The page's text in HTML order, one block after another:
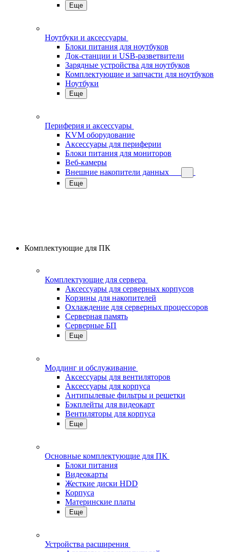
Еще
Ноутбуки и аксессуары
Блоки питания для ноутбуков
Док-станции и USB-разветвители
Зарядные устройства для ноутбуков
Комплектующие и запчасти для ноутбуков
Ноутбуки
Еще
Периферия и аксессуары
KVM оборудование
Аксессуары для периферии
Блоки питания для мониторов
Веб-камеры
Внешние накопители данных
Еще
Комплектующие для ПК
Комплектующие для сервера
Аксессуары для серверных корпусов
Корзины для накопителей
Охлаждение для серверных процессоров
Серверная память
Серверные БП
Еще
Моддинг и обслуживание
Аксессуары для вентиляторов
Аксессуары для корпуса
Антипылевые фильтры и решетки
Бэкплейты для видеокарт
Вентиляторы для корпуса
Еще
Основные комплектующие для ПК
Блоки питания
Видеокарты
Жесткие диски HDD
Корпуса
Материнские платы
Еще
Устройства расширения